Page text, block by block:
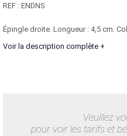
REF : ENDNS
Épingle droite. Longueur : 4,5 cm.
Voir la description complète +
Veuillez
pour voir les tarifs et